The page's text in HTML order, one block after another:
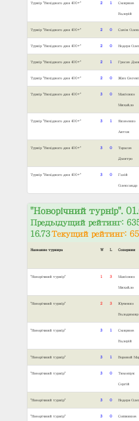
Турнір "Вихідного дня 400+" 2 1 Смирнов
Валерій
Турнір "Вихідного дня 400+" 2 0 Савін
Турнір "Вихідного дня 400+" 2 0 Недеря Олег
Турнір "Вихідного дня 400+" 2 Гросов
Турнір "Вихідного дня 400+" 2 0 Жих
Турнір "Вихідного дня 400+" 3 0 Макієнко
Михайло
Турнір "Вихідного дня 400+" 3 1 Яковенко
Антон
Турнір "Вихідного дня 400+" 3 0 Тарасов
Дмитро
Турнір "Вихідного дня 400+" 3 0 Газій
Олександр
"Новорічний турнір".
Предыдущий рейтинг:
16.73Текущий рейтинг:
Название турнира W L Соперник
"Новорічний турнір" 1 3 Макієнко
Михайло
"Новорічний турнір" 2 3 Юрченко
Володимир
"Новорічний турнір" 3 1 Смирнов
Валерій
"Новорічний турнір" 3 Вороной
"Новорічний турнір" 3 0 Тимощук
Сергій
"Новорічний турнір" 3 0 Недеря Олег
"Новорічний турнір" 3 0 Сошников